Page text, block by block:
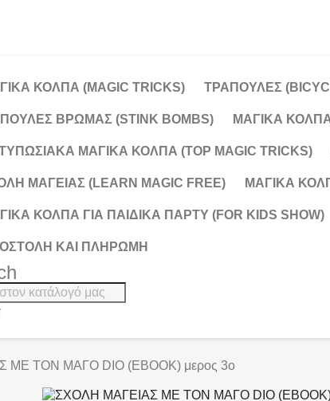
ΚΟΛΠΑ (MAGIC TRICKS) ΤΡΑΠΟΥΛΕΣ
ΒΡΩΜΑΣ (STINK BOMBS) ΜΑΓΙΚΑ ΚΟΛΠΑ
ΜΑΓΙΚΑ ΚΟΛΠΑ (TOP MAGIC TRICKS)
ΜΑΓΕΙΑΣ (LEARN MAGIC FREE) ΜΑΓΙΚΑ
ΚΟΛΠΑ ΓΙΑ ΠΑΙΔΙΚΑ ΠΑΡΤΥ (FOR KIDS SHOW)
ΚΑΙ ΠΛΗΡΩΜΉ
ΜΕ ΤΟΝ ΜΑΓΟ DIO (EBOOK) μερος 3ο